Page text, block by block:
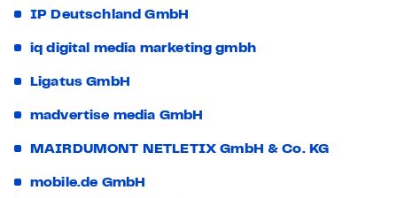
IP Deutschland GmbH
iq digital media marketing gmbh
Ligatus GmbH
madvertise media GmbH
MAIRDUMONT NETLETIX GmbH & Co. KG
mobile.de GmbH